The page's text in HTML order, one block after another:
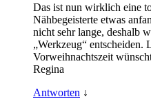
Das ist nun wirklich eine
Nähbegeisterte etwas
nicht sehr lange, deshalb
„Werkzeug“ entscheiden.
Vorweihnachtszeit
Regina
Antworten ↓